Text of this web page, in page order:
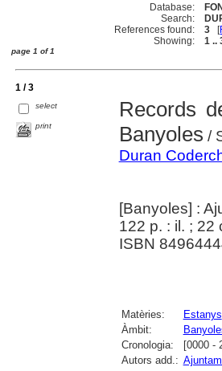
Database:
Search:
References found:
3 [
Showing:
1 ..
page 1 of 1
1 / 3
select
print
Records
Banyoles /
Duran
[Banyoles] :
122 p. : il. ; 22
ISBN
Matèries: Estanys
Àmbit:
Cronologia:
[0000 -
Autors add.: